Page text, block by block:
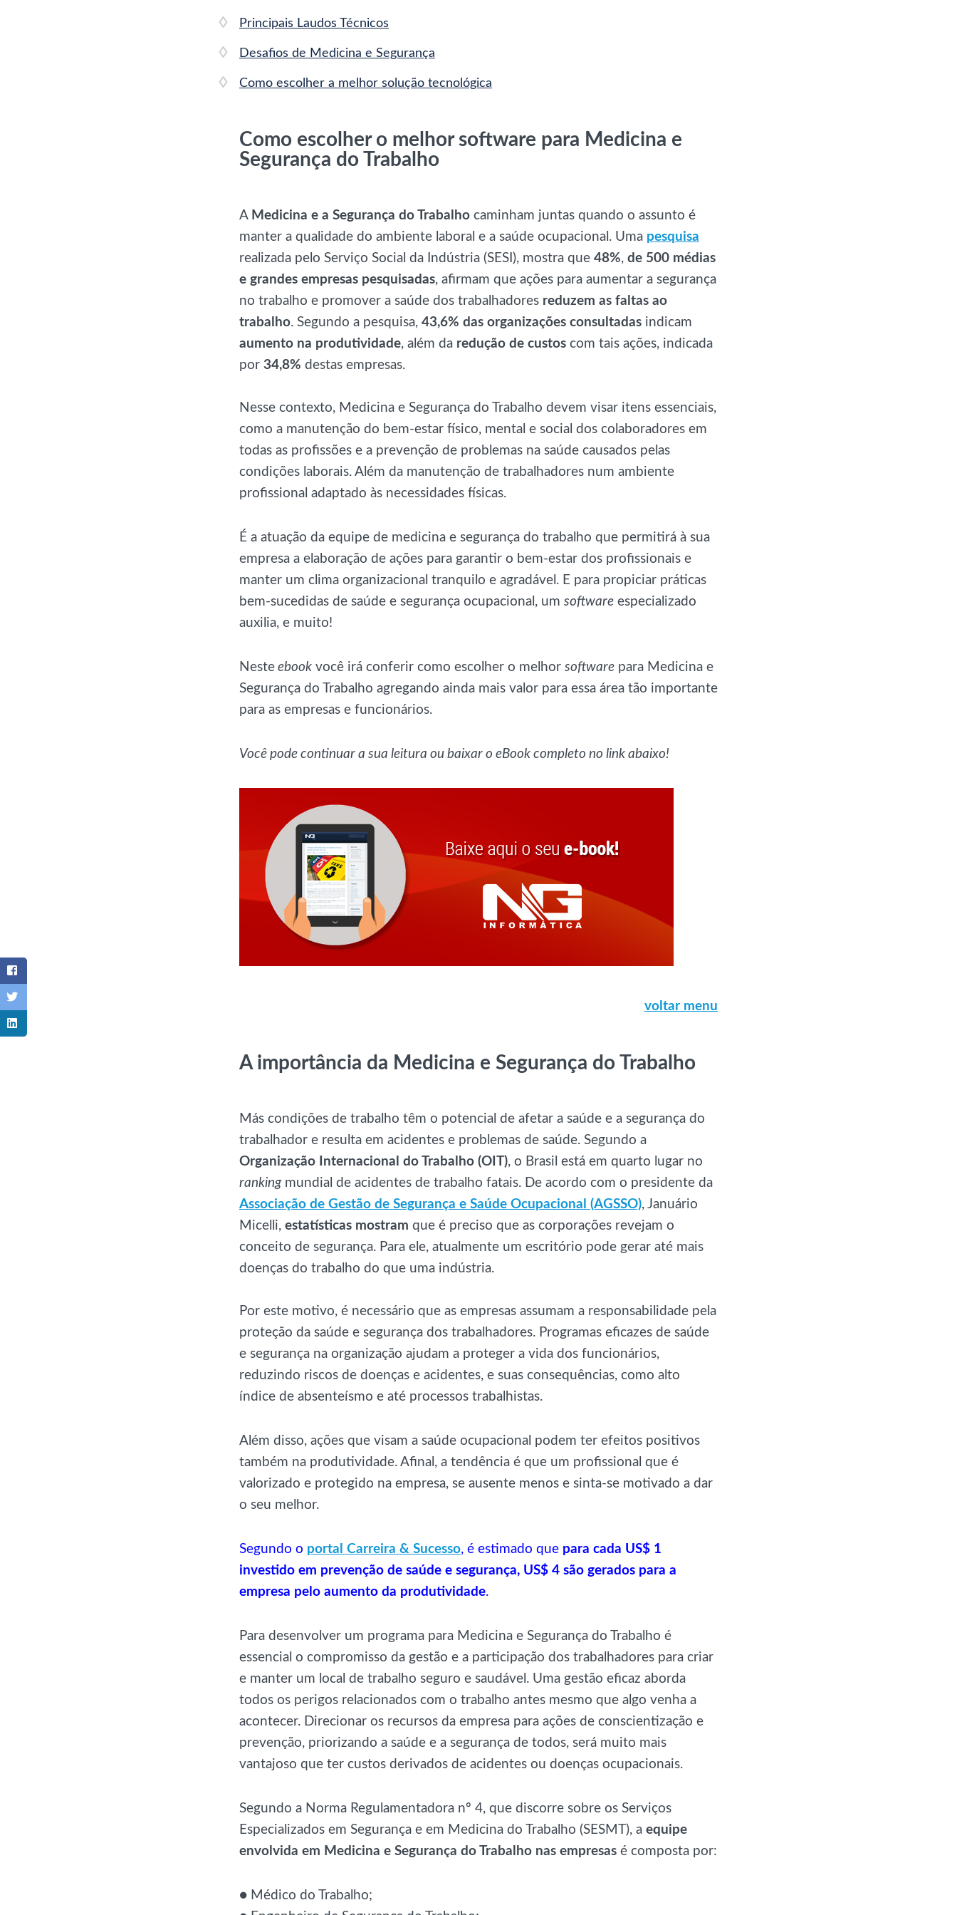
Principais Laudos Técnicos
Desafios de Medicina e Segurança
Como escolher a melhor solução tecnológica
Como escolher o melhor software para Medicina e
Segurança do Trabalho
A Medicina e a Segurança do Trabalho caminham juntas quando o assunto é
manter a qualidade do ambiente laboral e a saúde ocupacional. Uma pesquisa
realizada pelo Serviço Social da Indústria (SESI), mostra que 48%, de 500 médias
e grandes empresas pesquisadas, afirmam que ações para aumentar a segurança
no trabalho e promover a saúde dos trabalhadores reduzem as faltas ao
trabalho. Segundo a pesquisa, 43,6% das organizações consultadas indicam
aumento na produtividade, além da redução de custos com tais ações, indicada
por 34,8% destas empresas.
Nesse contexto, Medicina e Segurança do Trabalho devem visar itens essenciais,
como a manutenção do bem-estar físico, mental e social dos colaboradores em
todas as profissões e a prevenção de problemas na saúde causados pelas
condições laborais. Além da manutenção de trabalhadores num ambiente
profissional adaptado às necessidades físicas.
É a atuação da equipe de medicina e segurança do trabalho que permitirá à sua
empresa a elaboração de ações para garantir o bem-estar dos profissionais e
manter um clima organizacional tranquilo e agradável. E para propiciar práticas
bem-sucedidas de saúde e segurança ocupacional, um software especializado
auxilia, e muito!
Neste ebook você irá conferir como escolher o melhor software para Medicina e
Segurança do Trabalho agregando ainda mais valor para essa área tão importante
para as empresas e funcionários.
Você pode continuar a sua leitura ou baixar o eBook completo no link abaixo!
voltar menu
A importância da Medicina e Segurança do Trabalho
Más condições de trabalho têm o potencial de afetar a saúde e a segurança do
trabalhador e resulta em acidentes e problemas de saúde. Segundo a
Organização Internacional do Trabalho (OIT), o Brasil está em quarto lugar no
rankingmundial de acidentes de trabalho fatais. De acordo com o presidente da
Associação de Gestão de Segurança e Saúde Ocupacional (AGSSO), Januário
Micelli, estatísticas mostram que é preciso que as corporações revejam o
conceito de segurança. Para ele, atualmente um escritório pode gerar até mais
doenças do trabalho do que uma indústria.
Por este motivo, é necessário que as empresas assumam a responsabilidade pela
proteção da saúde e segurança dos trabalhadores. Programas eficazes de saúde
e segurança na organização ajudam a proteger a vida dos funcionários,
reduzindo riscos de doenças e acidentes, e suas consequências, como alto
índice de absenteísmo e até processos trabalhistas.
Além disso, ações que visam a saúde ocupacional podem ter efeitos positivos
também na produtividade. Afinal, a tendência é que um profissional que é
valorizado e protegido na empresa, se ausente menos e sinta-se motivado a dar
o seu melhor.
Segundo o portal Carreira & Sucesso, é estimado que para cada US$ 1
investido em prevenção de saúde e segurança, US$ 4 são gerados para a
empresa pelo aumento da produtividade.
Para desenvolver um programa para Medicina e Segurança do Trabalho é
essencial o compromisso da gestão e a participação dos trabalhadores para criar
e manter um local de trabalho seguro e saudável. Uma gestão eficaz aborda
todos os perigos relacionados com o trabalho antes mesmo que algo venha a
acontecer. Direcionar os recursos da empresa para ações de conscientização e
prevenção, priorizando a saúde e a segurança de todos, será muito mais
vantajoso que ter custos derivados de acidentes ou doenças ocupacionais.
Segundo a Norma Regulamentadora nº 4, que discorre sobre os Serviços
Especializados em Segurança e em Medicina do Trabalho (SESMT), a equipe
envolvida em Medicina e Segurança do Trabalho nas empresas é composta por:
● Médico do Trabalho;